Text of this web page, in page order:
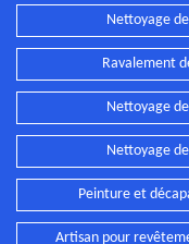
Nettoyage
Ravalement
Nettoyage
Nettoyage
Peinture et
Artisan pour